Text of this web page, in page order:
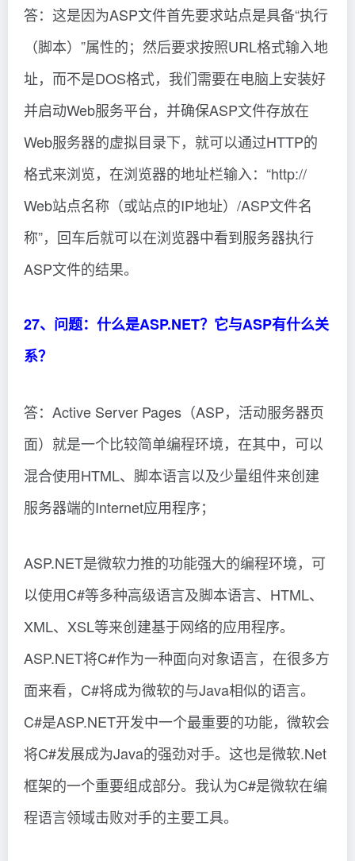
答：这是因为ASP文件首先要求站点是具备“执行
（脚本）”属性的；然后要求按照URL格式输入地
址，而不是DOS格式，我们需要在电脑上安装好
并启动Web服务平台，并确保ASP文件存放在
Web服务器的虚拟目录下，就可以通过HTTP的
格式来浏览，在浏览器的地址栏输入：“http://
Web站点名称（或站点的IP地址）/ASP文件名
称”，回车后就可以在浏览器中看到服务器执行
ASP文件的结果。
27、问题：什么是ASP.NET？它与ASP有什么关
系？
答：Active Server Pages（ASP，活动服务器页
面）就是一个比较简单编程环境，在其中，可以
混合使用HTML、脚本语言以及少量组件来创建
服务器端的Internet应用程序；
ASP.NET是微软力推的功能强大的编程环境，可
以使用C#等多种高级语言及脚本语言、HTML、
XML、XSL等来创建基于网络的应用程序。
ASP.NET将C#作为一种面向对象语言，在很多方
面来看，C#将成为微软的与Java相似的语言。
C#是ASP.NET开发中一个最重要的功能，微软会
将C#发展成为Java的强劲对手。这也是微软.Net
框架的一个重要组成部分。我认为C#是微软在编
程语言领域击败对手的主要工具。